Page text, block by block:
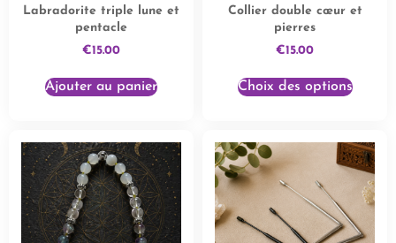
Labradorite triple lune et
pentacle
€15.00
Ajouter au panier
Collier double cœur et
pierres
€15.00
Choix des options